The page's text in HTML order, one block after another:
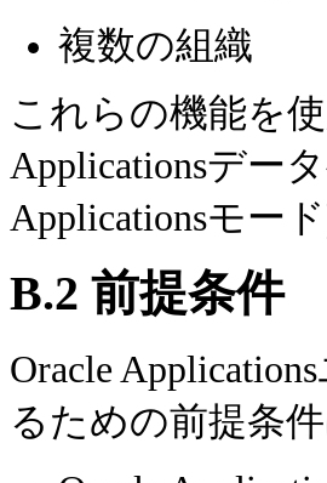
複数の組織
これらの機能を
Applicationsデー
Applicationsモー
B.2 前提条件
Oracle
るための前提条